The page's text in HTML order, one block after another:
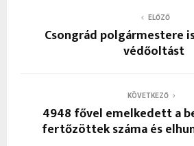
ELŐZŐ
Csongrád polgármestere
védőoltást
KÖVETKEZŐ
4948 fővel emelkedett a
fertőzöttek száma és